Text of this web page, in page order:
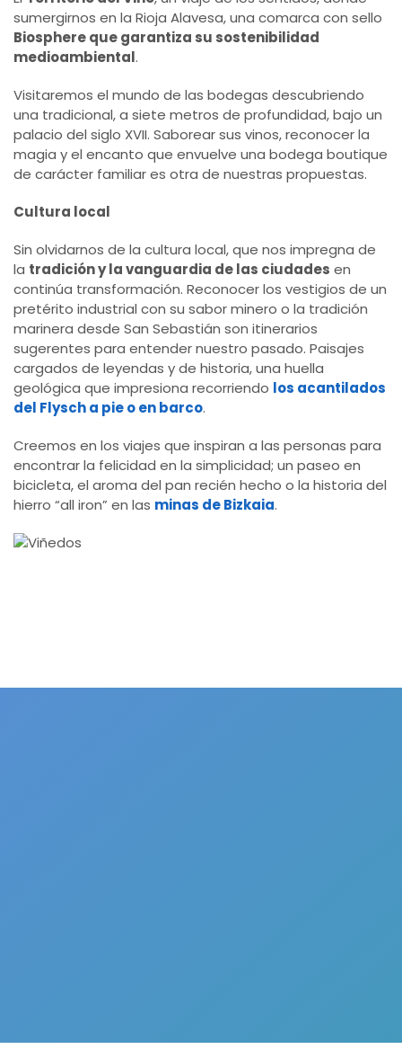
sumergirnos en la Rioja Alavesa, una comarca con sello
Biosphere que garantiza su sostenibilidad
medioambiental.
Visitaremos el mundo de las bodegas descubriendo
una tradicional, a siete metros de profundidad, bajo un
palacio del siglo XVII. Saborear sus vinos, reconocer la
magia y el encanto que envuelve una bodega boutique
de carácter familiar es otra de nuestras propuestas.
Cultura local
Sin olvidarnos de la cultura local, que nos impregna de
la tradición y la vanguardia de las ciudades en
continúa transformación. Reconocer los vestigios de un
pretérito industrial con su sabor minero o la tradición
marinera desde San Sebastián son itinerarios
sugerentes para entender nuestro pasado. Paisajes
cargados de leyendas y de historia, una huella
geológica que impresiona recorriendo los acantilados
del Flysch a pie o en barco.
Creemos en los viajes que inspiran a las personas para
encontrar la felicidad en la simplicidad; un paseo en
bicicleta, el aroma del pan recién hecho o la historia del
hierro “all iron” en las minas de Bizkaia.